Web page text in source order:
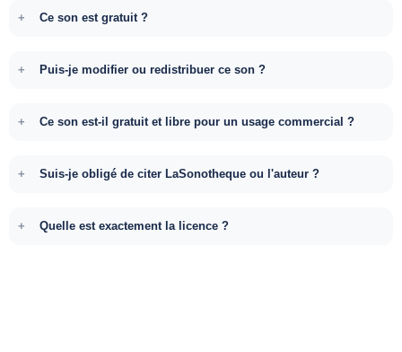
Ce son est gratuit ?
Puis-je modifier ou redistribuer ce son ?
Ce son est-il gratuit et libre pour un usage commercial ?
Suis-je obligé de citer LaSonotheque ou l'auteur ?
Quelle est exactement la licence ?